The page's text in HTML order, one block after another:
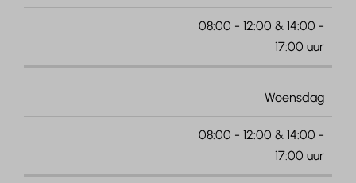
08:00 - 12:00 & 14:00 -
17:00 uur
Woensdag
08:00 - 12:00 & 14:00 -
17:00 uur